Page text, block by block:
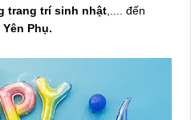
trang trí sinh nhật ,.... đến
Phụ.